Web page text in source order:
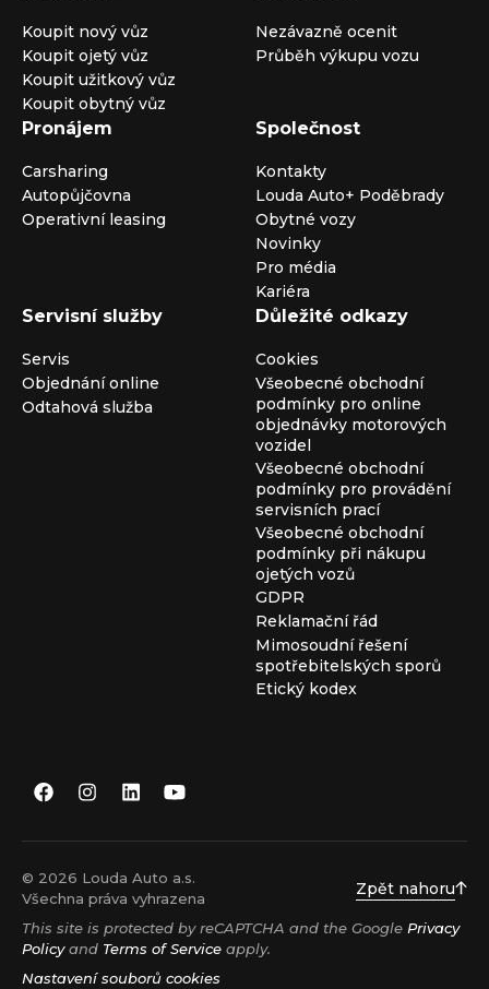
Koupit nový vůz
Koupit ojetý vůz
Koupit užitkový vůz
Koupit obytný vůz
Nezávazně ocenit
Průběh výkupu vozu
Pronájem
Carsharing
Autopůjčovna
Operativní leasing
Společnost
Kontakty
Louda Auto+ Poděbrady
Obytné vozy
Novinky
Pro média
Kariéra
Servisní služby
Servis
Objednání online
Odtahová služba
Důležité odkazy
Cookies
Všeobecné obchodní
podmínky pro online
objednávky motorových
vozidel
Všeobecné obchodní
podmínky pro provádění
servisních prací
Všeobecné obchodní
podmínky při nákupu
ojetých vozů
GDPR
Reklamační řád
Mimosoudní řešení
spotřebitelských sporů
Etický kodex
© 2026 Louda Auto a.s.
Všechna práva vyhrazena
Zpět nahoru
This site is protected by reCAPTCHA and the Google Privacy
Policyand Terms of Service apply.
Nastavení souborů cookies